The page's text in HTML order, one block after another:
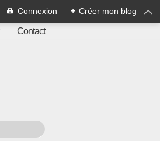
Connexion + Créer mon blog
Contact